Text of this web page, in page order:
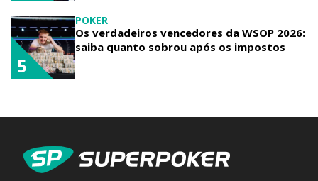
POKER
Os verdadeiros vencedores da WSOP 2026:
saiba quanto sobrou após os impostos
5